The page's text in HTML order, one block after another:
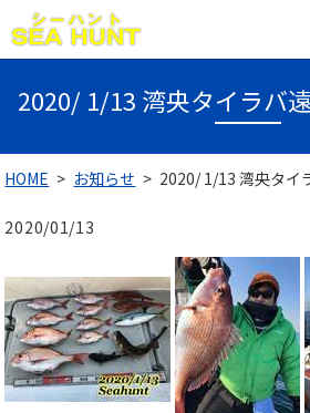
2020/ 1/13 湾央タイラバ
HOME お知らせ 2020/ 1/13 湾央タイ
2020/01/13